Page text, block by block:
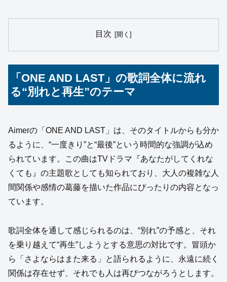
目次
「ONE AND LAST」の歌詞全体に流れ
る“別れと再生”のテーマ
Aimerの「ONE AND LAST」は、そのタイトルからも分か
るように、“一度きり”と“最後”という時間的な強調が込め
られています。この曲はTVドラマ『あなたがしてくれな
くても』の主題歌としても知られており、大人の複雑な人
間関係や感情の葛藤を描いた作品にぴったりの内容となっ
ています。
歌詞全体を通して感じられるのは、“別れ”の予感と、それ
を乗り越えて“再生”しようとする意思の対比です。冒頭か
ら「さよならはまた来る」と語られるように、永遠に続く
関係は存在せず、それでも人は再びつながろうとします。